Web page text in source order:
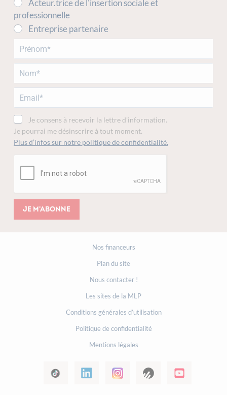
Acteur.trice de l'insertion sociale et
professionnelle
Entreprise partenaire
Je consens à recevoir la lettre d'information.
Je pourrai me désinscrire à tout moment.
Plus d’infos sur notre politique de confidentialité.
Je m'abonne
Nos financeurs
Plan du site
Nous contacter !
Les sites de la MLP
Conditions générales d’utilisation
Politique de confidentialité
Mentions légales